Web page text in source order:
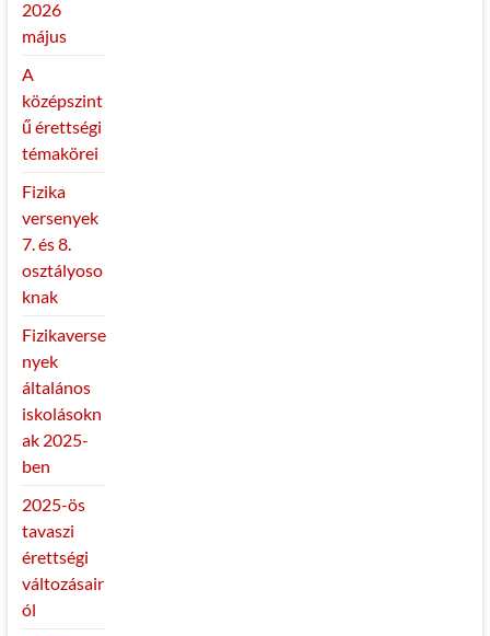
2026
május
A
középszint
ű érettségi
témakörei
Fizika
versenyek
7. és 8.
osztályoso
knak
Fizikaverse
nyek
általános
iskolásokn
ak 2025-
ben
2025-ös
tavaszi
érettségi
változásair
ól